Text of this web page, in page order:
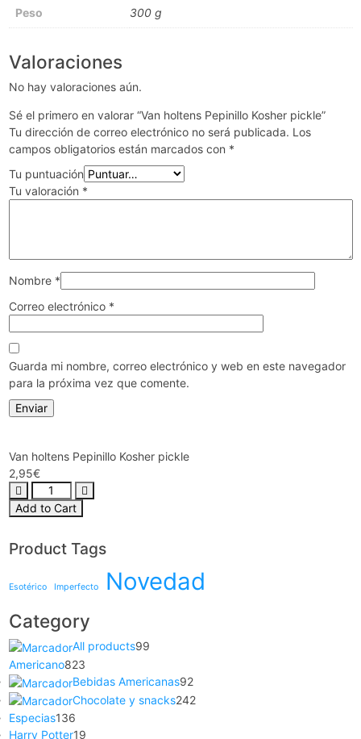
Peso 300 g
Valoraciones
No hay valoraciones aún.
Sé el primero en valorar “Van holtens Pepinillo Kosher pickle”
Tu dirección de correo electrónico no será publicada. Los
campos obligatorios están marcados con *
Tu puntuación
Tu valoración *
Nombre *
Correo electrónico *
Guarda mi nombre, correo electrónico y web en este navegador
para la próxima vez que comente.
Van holtens Pepinillo Kosher pickle
2,95€
Add to Cart
Product Tags
Esotérico Imperfecto Novedad
Category
All products99
Americano823
Bebidas Americanas92
Chocolate y snacks242
Especias136
Harry Potter19